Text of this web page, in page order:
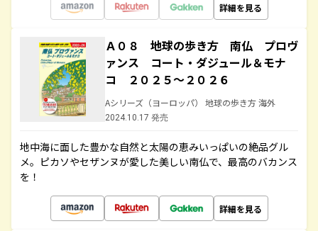
詳細を見る
Ａ０８ 地球の歩き方 南仏 プロヴ
ァンス コート・ダジュール＆モナ
コ ２０２５～２０２６
Aシリーズ（ヨーロッパ） 地球の歩き方 海外
2024.10.17 発売
地中海に面した豊かな自然と太陽の恵みいっぱいの絶品グル
メ。ピカソやセザンヌが愛した美しい南仏で、最高のバカンス
を！
詳細を見る